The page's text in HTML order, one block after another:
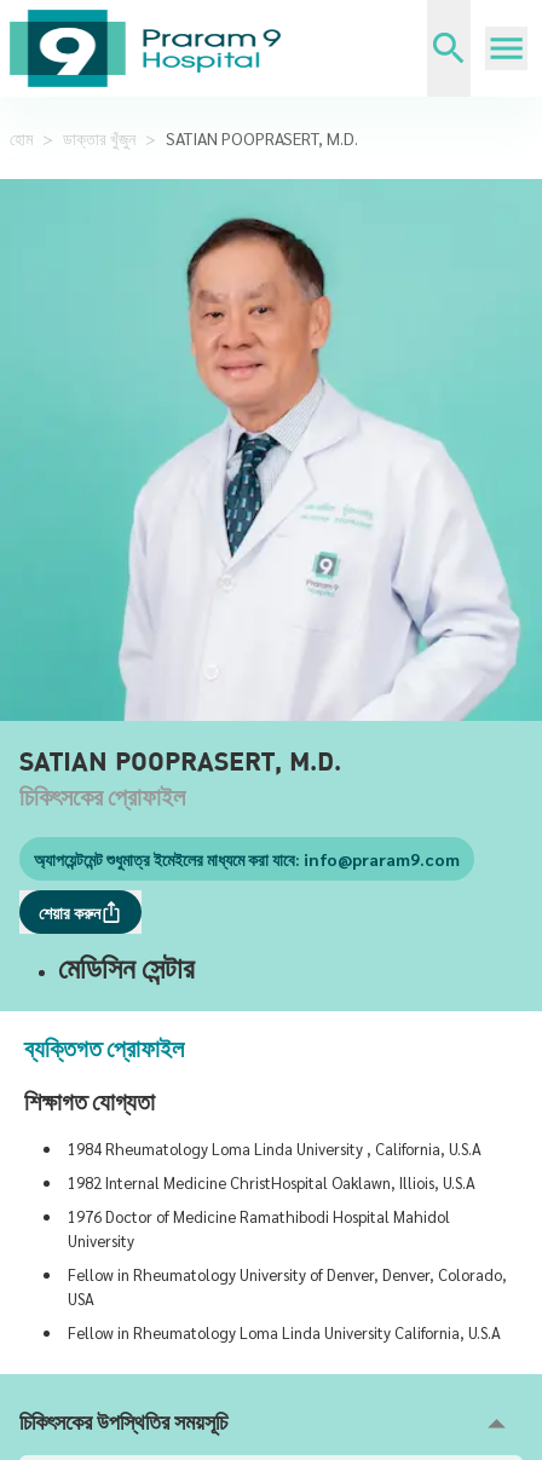
হোম > ডাক্তার খুঁজুন > SATIAN POOPRASERT, M.D.
SATIAN POOPRASERT, M.D.
চিকিৎসকের প্রোফাইল
অ্যাপয়েন্টমেন্ট শুধুমাত্র ইমেইলের মাধ্যমে করা যাবে: info@praram9.com
শেয়ার করুন
মেডিসিন সেন্টার
ব্যক্তিগত প্রোফাইল
শিক্ষাগত যোগ্যতা
1984 Rheumatology Loma Linda University , California, U.S.A
1982 Internal Medicine ChristHospital Oaklawn, Illiois, U.S.A
1976 Doctor of Medicine Ramathibodi Hospital Mahidol
University
Fellow in Rheumatology University of Denver, Denver, Colorado,
USA
Fellow in Rheumatology Loma Linda University California, U.S.A
চিকিৎসকের উপস্থিতির সময়সূচি